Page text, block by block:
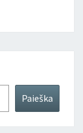
Paieška